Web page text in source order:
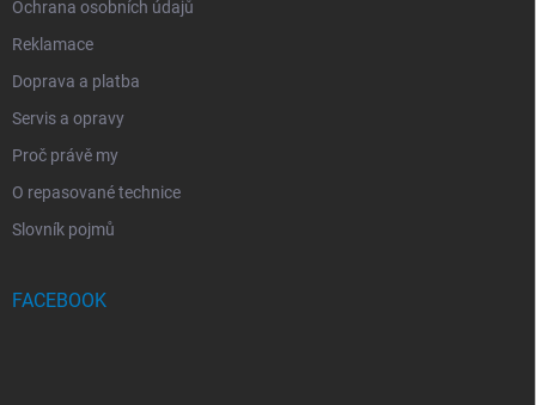
Ochrana osobních údajů
Reklamace
Doprava a platba
Servis a opravy
Proč právě my
O repasované technice
Slovník pojmů
FACEBOOK